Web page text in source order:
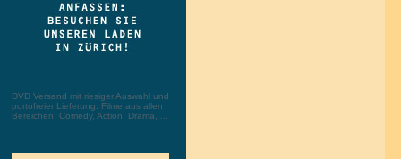
DVD Versand mit riesiger Auswahl und
portofreier Lieferung. Filme aus allen
Bereichen: Comedy, Action, Drama, ...